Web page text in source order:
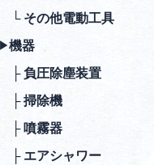
└ その他電動⼯具
▶︎機器
├ 負圧除塵装置
├ 掃除機
├ 噴霧器
├ エアシャワー